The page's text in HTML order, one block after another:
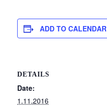
ADD TO CALENDAR
DETAILS
Date:
1.11.2016